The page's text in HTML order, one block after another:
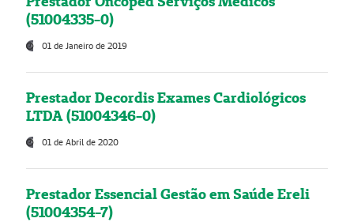
(51004335-0)
01 de Janeiro de 2019
Prestador Decordis Exames Cardiológicos
LTDA (51004346-0)
01 de Abril de 2020
Prestador Essencial Gestão em Saúde Ereli
(51004354-7)